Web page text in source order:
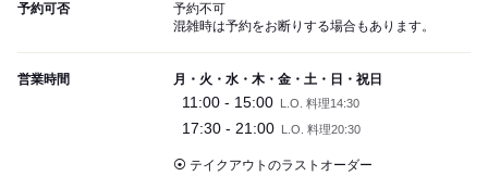
予約可否
予約不可
混雑時は予約をお断りする場合もあります。
営業時間 月・火・水・木・金・土・日・祝日
11:00 - 15:00 L.O. 料理14:30
17:30 - 21:00 L.O. 料理20:30
⦿ テイクアウトのラストオーダー